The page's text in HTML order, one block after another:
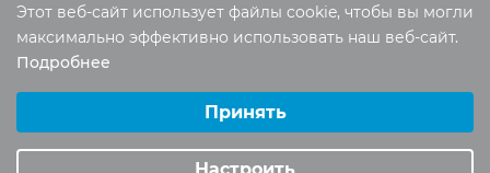
материалов сайта без письменного разрешения
запрещено.
Этот веб-сайт использует файлы cookie, чтобы вы могли
максимально эффективно использовать наш веб-сайт.
Подробнее
Аналитические/Функциональные
Принять